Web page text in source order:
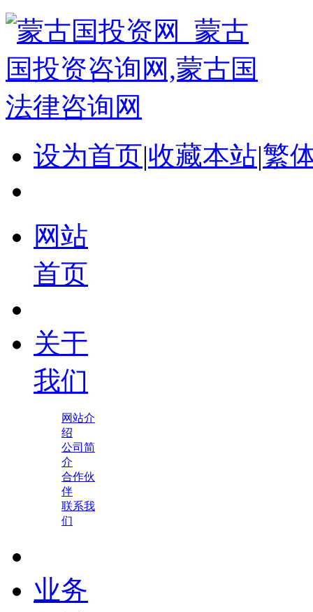
设为首页|收藏本站|繁
网站
首页
关于
我们
网站介
绍
公司简
介
合作伙
伴
联系我
们
业务